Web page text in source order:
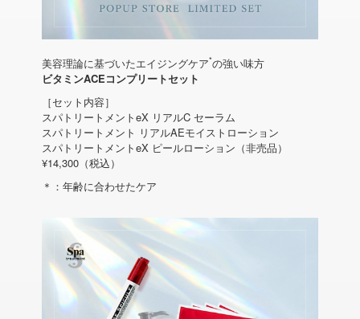
美容理論に基づいたエイジングケア*の強い味方
ビタミンACEコンプリートセット
［セット内容］
スパトリートメントeX リアルC セーラム
スパトリートメント リアルAEモイストローション
スパトリートメントeX ピールローション（非売品）
¥14,300（税込）
＊：年齢に合わせたケア